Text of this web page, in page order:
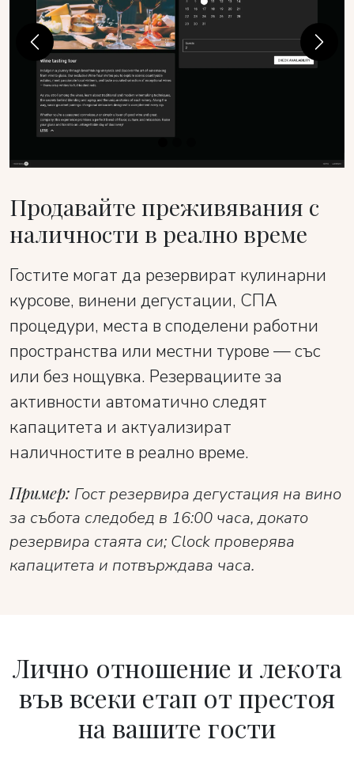
Продавайте преживявания с
наличности в реално време
Гостите могат да резервират кулинарни
курсове, винени дегустации, СПА
процедури, места в споделени работни
пространства или местни турове — със
или без нощувка. Резервациите за
активности автоматично следят
капацитета и актуализират
наличностите в реално време.
Пример: Гост резервира дегустация на вино
за събота следобед в 16:00 часа, докато
резервира стаята си; Clock проверява
капацитета и потвърждава часа.
Previous Next
Лично отношение и лекота
във всеки етап от престоя
на вашите гости